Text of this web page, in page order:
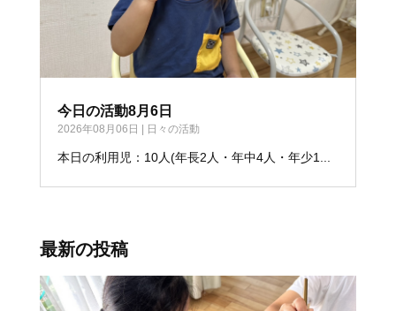
今日の活動8月6日
2026年08月06日 | 日々の活動
本日の利用児：10人(年長2人・年中4人・年少1...
最新の投稿